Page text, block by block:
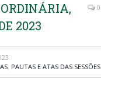
ORDINÁRIA,
2023
0
, PAUTAS E ATAS DAS SESSÕES